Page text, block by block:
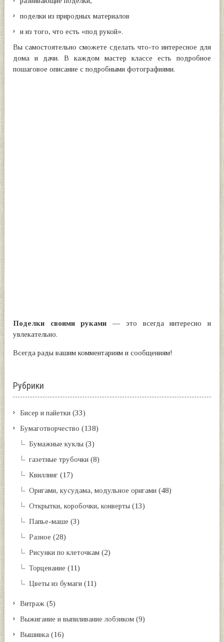
поделки из природных материалов
и из того, что есть «под рукой».
Вы самостоятельно сможете сделать что-то интересное для
дома и дачи. В каждом мастер классе есть подробное
пошаговое описание с подробными фотографиями.
Поделки своими руками — это всегда интересно и
увлекательно.
Всегда рады вашим комментариям и сообщениям!
Рубрики
Бисер и пайетки (33)
Бумаготворчество (138)
Бумажные куклы (3)
газетные трубочки (8)
Квиллинг (17)
Оригами, кусудама, модульное оригами (48)
Открытки, коробочки, конверты (13)
Папье-маше (3)
Разное (28)
Рисунки по клеточкам (2)
Торцевание (11)
Цветы из бумаги (11)
Витраж (5)
Выжигание и выпиливание лобзиком (9)
Вышивка (16)